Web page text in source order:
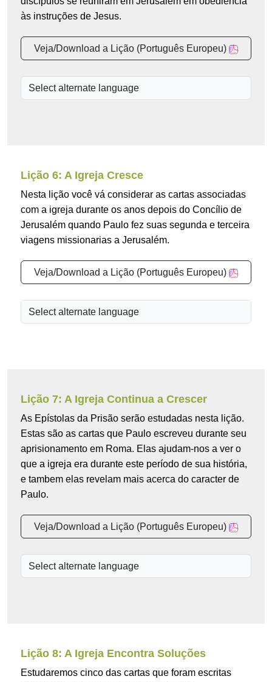
às instruções de Jesus.
Veja/Download a Lição (Português Europeu)
Lição 6: A Igreja Cresce
Nesta lição você vá considerar as cartas associadas
com a igreja durante os anos depois do Concílio de
Jerusalém quando Paulo fez suas segunda e terceira
viagens missionarias a Jerusalém.
Veja/Download a Lição (Português Europeu)
Lição 7: A Igreja Continua a Crescer
As Epístolas da Prisão serão estudadas nesta lição.
Estas são as cartas que Paulo escreveu durante seu
aprisionamento em Roma. Elas ajudam-nos a ver o
que a igreja era durante este período de sua história,
e tambem elas revelam mais acerca do caracter de
Paulo.
Veja/Download a Lição (Português Europeu)
Lição 8: A Igreja Encontra Soluções
Estudaremos cinco das cartas que foram escritas